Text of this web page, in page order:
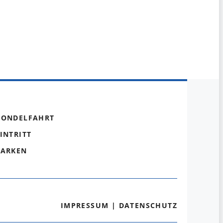
IMPRESSUM | DATENSCHUTZ